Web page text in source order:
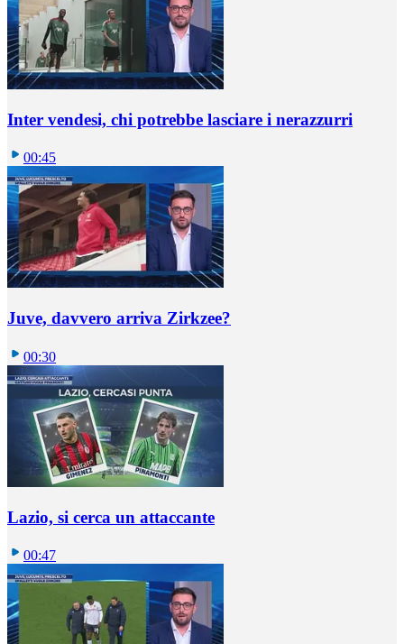
Inter vendesi, chi potrebbe lasciare i nerazzurri
00:45
Juve, davvero arriva Zirkzee?
00:30
Lazio, si cerca un attaccante
00:47